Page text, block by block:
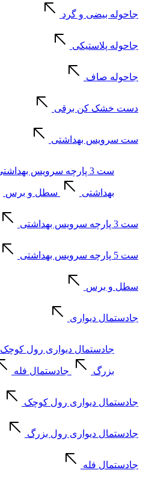
جاحوله بیضی و گرد
جاحوله پلاستیکی
جاحوله صاف
دست خشک کن برقی
ست سرویس بهداشتی
ست 3 پارچه سرویس بهداشتی
بهداشتی سطل و برس
ست 3 پارچه سرویس بهداشتی
ست 5 پارچه سرویس بهداشتی
سطل و برس
جادستمال دیواری
جادستمال دیواری رول کوچک
بزرگ جادستمال فله
جادستمال دیواری رول کوچک
جادستمال دیواری رول بزرگ
جادستمال فله